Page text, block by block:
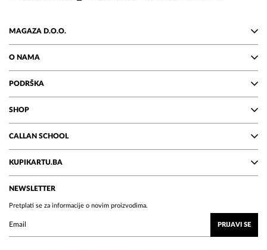
MAGAZA D.O.O.
O NAMA
PODRŠKA
SHOP
CALLAN SCHOOL
KUPIKARTU.BA
NEWSLETTER
Pretplati se za informacije o novim proizvodima.
PRIJAVI SE